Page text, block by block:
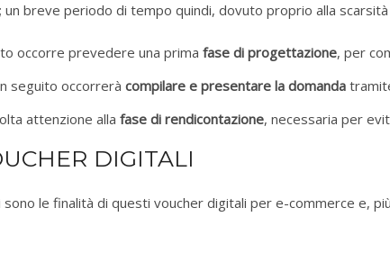
; un breve periodo di tempo quindi, dovuto proprio alla
occorre prevedere una prima fase di progettazione, per
seguito occorrerà compilare e presentare la domanda
attenzione alla fase di rendicontazione, necessaria per
DIGITALI
le finalità di questi voucher digitali per e-commerce e,